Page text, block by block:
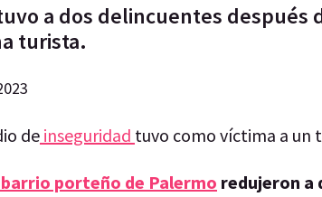
a dos delincuentes después
turista.
de inseguridad tuvo como víctima a un
porteño de Palermo redujeron a